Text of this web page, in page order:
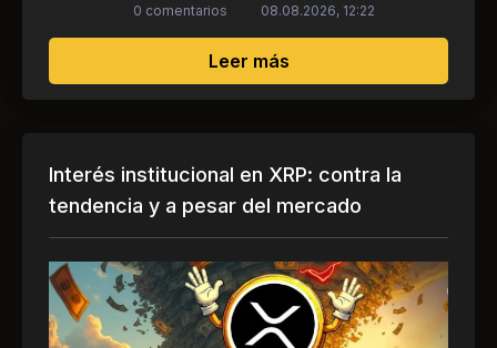
Leer mássobre ¿Ha alcanzado
0 comentarios 08.08.2026, 12:22
Interés institucional en XRP: contra la
tendencia y a pesar del mercado